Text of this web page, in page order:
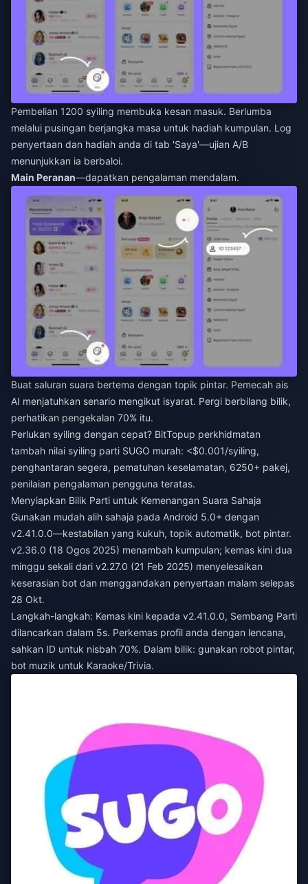
Pembelian 1200 syiling membuka kesan masuk. Berlumba
melalui pusingan berjangka masa untuk hadiah kumpulan. Log
penyertaan dan hadiah anda di tab 'Saya'—ujian A/B
menunjukkan ia berbaloi.
Main Peranan—dapatkan pengalaman mendalam.
Buat saluran suara bertema dengan topik pintar. Pemecah ais
AI menjatuhkan senario mengikut isyarat. Pergi berbilang bilik,
perhatikan pengekalan 70% itu.
Perlukan syiling dengan cepat? BitTopup perkhidmatan
tambah nilai syiling parti SUGO murah: <$0.001/syiling,
penghantaran segera, pematuhan keselamatan, 6250+ pakej,
penilaian pengalaman pengguna teratas.
Menyiapkan Bilik Parti untuk Kemenangan Suara Sahaja
Gunakan mudah alih sahaja pada Android 5.0+ dengan
v2.41.0.0—kestabilan yang kukuh, topik automatik, bot pintar.
v2.36.0 (18 Ogos 2025) menambah kumpulan; kemas kini dua
minggu sekali dari v2.27.0 (21 Feb 2025) menyelesaikan
keserasian bot dan menggandakan penyertaan malam selepas
28 Okt.
Langkah-langkah: Kemas kini kepada v2.41.0.0, Sembang Parti
dilancarkan dalam 5s. Perkemas profil anda dengan lencana,
sahkan ID untuk nisbah 70%. Dalam bilik: gunakan robot pintar,
bot muzik untuk Karaoke/Trivia.